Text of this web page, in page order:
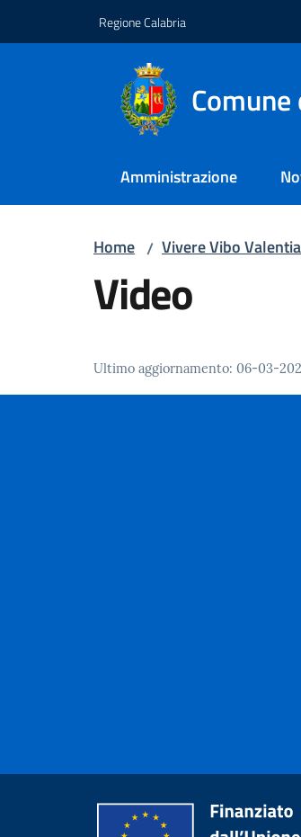
Regione Calabria
Amministrazione
Home / Vivere Vibo Valentia
Video
Ultimo aggiornamento: 06-03-